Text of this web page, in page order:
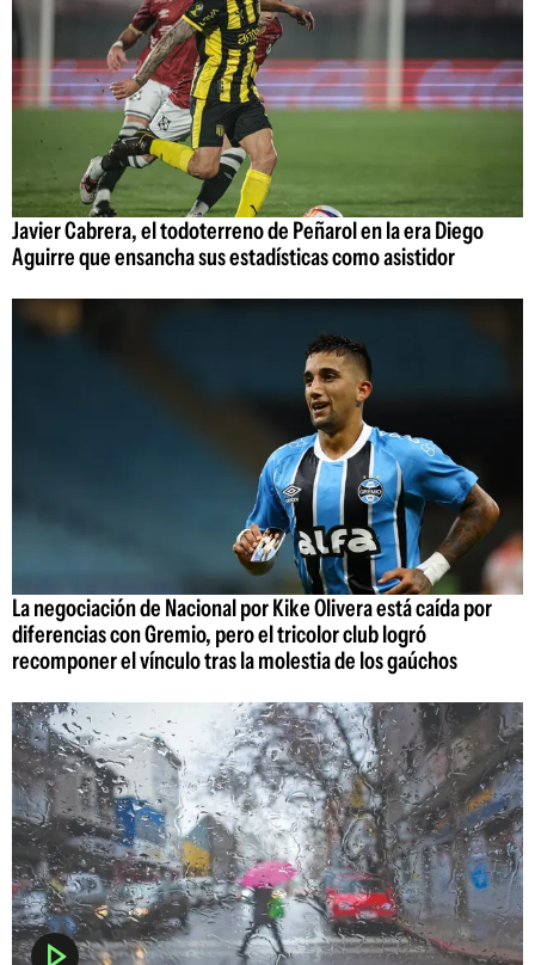
Javier Cabrera, el todoterreno de Peñarol en la era Diego
Aguirre que ensancha sus estadísticas como asistidor
La negociación de Nacional por Kike Olivera está caída por
diferencias con Gremio, pero el tricolor club logró
recomponer el vínculo tras la molestia de los gaúchos